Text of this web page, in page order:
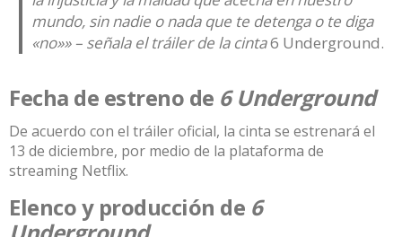
mundo, sin nadie o nada que te detenga o te diga
«no»» – señala el tráiler de la cinta6 Underground.
Fecha de estreno de 6 Underground
De acuerdo con el tráiler oficial, la cinta se estrenará el
13 de diciembre, por medio de la plataforma de
streaming Netflix.
Elenco y producción de 6